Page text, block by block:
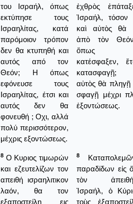
του Ισραήλ, όπως
εκτύπησε τους
Ισραηλίτας, κατά
παρόμοιον τρόπον
δεν θα κτυπηθή και
αυτός από τον
Θεόν; Η όπως
εφόνευσε τους
Ισραηλίτας, έτσι και
αυτός δεν θα
φονευθή ; Οχι, αλλά
πολύ περισσότερον,
μέχρις εξοντώσεως.
ἐχθρὸς
Ἰσραήλ, τόσον
καὶ αὐτὸς θὰ
ἀπὸ τὸν
ὅπως
κατέσφαξεν,
κατασφαγῇ;
αὐτὸς θὰ πληγῇ
σφαγῇ μέχρι
ἐξοντώσεως.
8 Ο Κυριος τιμωρών
και εζευτελίζων τον
απειθή ισραηλιτικον
λαόν, θα τον
εξαποστείλη εις
8
παραδίδων εἰς
τὸν
Ἰσραήλ, ὁ
τοὺς